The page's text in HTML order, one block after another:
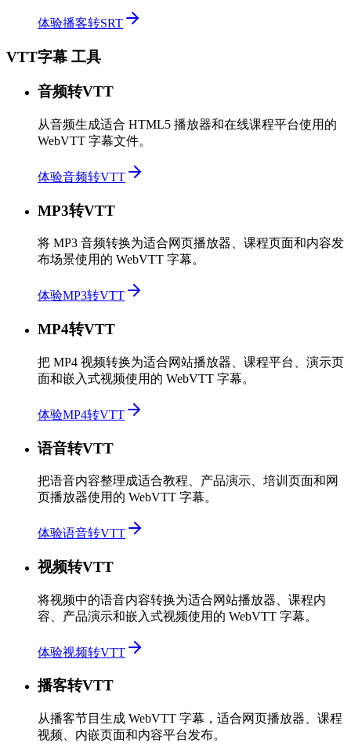
体验播客转SRT
VTT字幕 工具
音频转VTT
从音频生成适合 HTML5 播放器和在线课程平台使用的
WebVTT 字幕文件。
体验音频转VTT
MP3转VTT
将 MP3 音频转换为适合网页播放器、课程页面和内容发
布场景使用的 WebVTT 字幕。
体验MP3转VTT
MP4转VTT
把 MP4 视频转换为适合网站播放器、课程平台、演示页
面和嵌入式视频使用的 WebVTT 字幕。
体验MP4转VTT
语音转VTT
把语音内容整理成适合教程、产品演示、培训页面和网
页播放器使用的 WebVTT 字幕。
体验语音转VTT
视频转VTT
将视频中的语音内容转换为适合网站播放器、课程内
容、产品演示和嵌入式视频使用的 WebVTT 字幕。
体验视频转VTT
播客转VTT
从播客节目生成 WebVTT 字幕，适合网页播放器、课程
视频、内嵌页面和内容平台发布。